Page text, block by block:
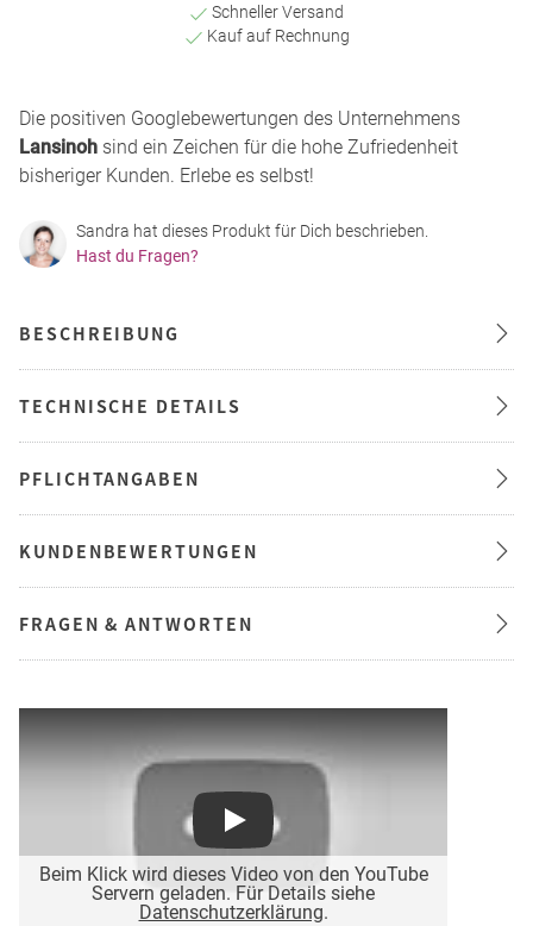
Schneller Versand
Kauf auf Rechnung
Die positiven Googlebewertungen des Unternehmens
Lansinoh sind ein Zeichen für die hohe Zufriedenheit
bisheriger Kunden. Erlebe es selbst!
Sandra hat dieses Produkt für Dich beschrieben.
Hast du Fragen?
BESCHREIBUNG
TECHNISCHE DETAILS
PFLICHTANGABEN
KUNDENBEWERTUNGEN
FRAGEN & ANTWORTEN
Beim Klick wird dieses Video von den YouTube
Servern geladen. Für Details siehe
Datenschutzerklärung.
Play